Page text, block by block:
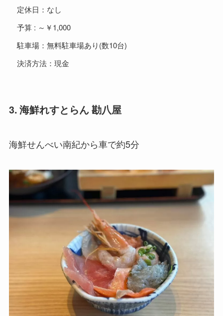
定休日：なし
予算 : ～￥1,000
駐車場：無料駐車場あり(数10台)
決済方法：現金
3. 海鮮れすとらん 勘八屋
海鮮せんべい南紀から車で約5分